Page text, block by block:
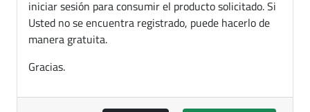
iniciar sesión para consumir el producto solicitado. Si
Usted no se encuentra registrado, puede hacerlo de
manera gratuita.
Gracias.